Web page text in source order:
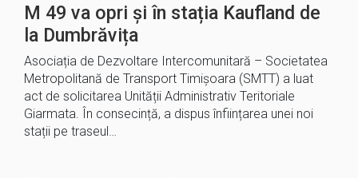
M 49 va opri și în stația Kaufland de
la Dumbrăvița
Asociația de Dezvoltare Intercomunitară – Societatea
Metropolitană de Transport Timișoara (SMTT) a luat
act de solicitarea Unității Administrativ Teritoriale
Giarmata. În consecință, a dispus înființarea unei noi
stații pe traseul…